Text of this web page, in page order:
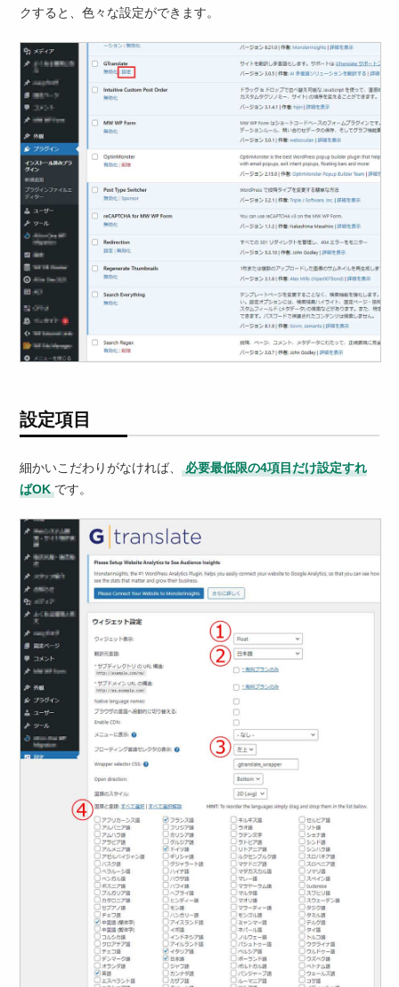
クすると、色々な設定ができます。
設定項目
細かいこだわりがなければ、 必要最低限の4項目だけ設定すれ
ばOK です。